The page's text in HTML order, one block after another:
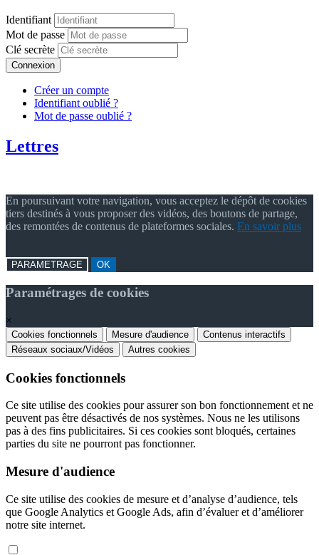
Identifiant
Mot de passe
Clé secrète
Connexion
Créer un compte
Identifiant oublié ?
Mot de passe oublié ?
Lettres
En poursuivant votre navigation, vous acceptez le dépôt de cookies
tiers destinés à vous proposer des vidéos, des boutons de partage,
des remontées de contenus de plateformes sociales. En savoir plus
PARAMETRAGE OK
Paramétrages de cookies
×
Cookies fonctionnels Mesure d'audience
Contenus interactifs
Réseaux sociaux/Vidéos
Autres cookies
Cookies fonctionnels
Ce site utilise des cookies pour assurer son bon fonctionnement et ne
peuvent pas être désactivés de nos systèmes. Nous ne les utilisons
pas à des fins publicitaires. Si ces cookies sont bloqués, certaines
parties du site ne pourront pas fonctionner.
Mesure d'audience
Ce site utilise des cookies de mesure et d’analyse d’audience, tels
que Google Analytics et Google Ads, afin d’évaluer et d’améliorer
notre site internet.